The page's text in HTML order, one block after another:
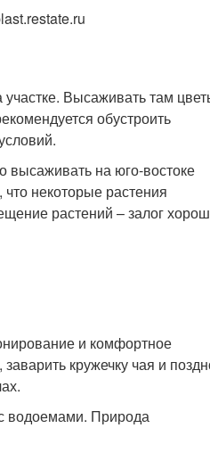
Высаживать там
обустроить
высаживать на юго-востоке
некоторые растения
растений – залог
и комфортное
кружечку чая и
водоемами. Природа